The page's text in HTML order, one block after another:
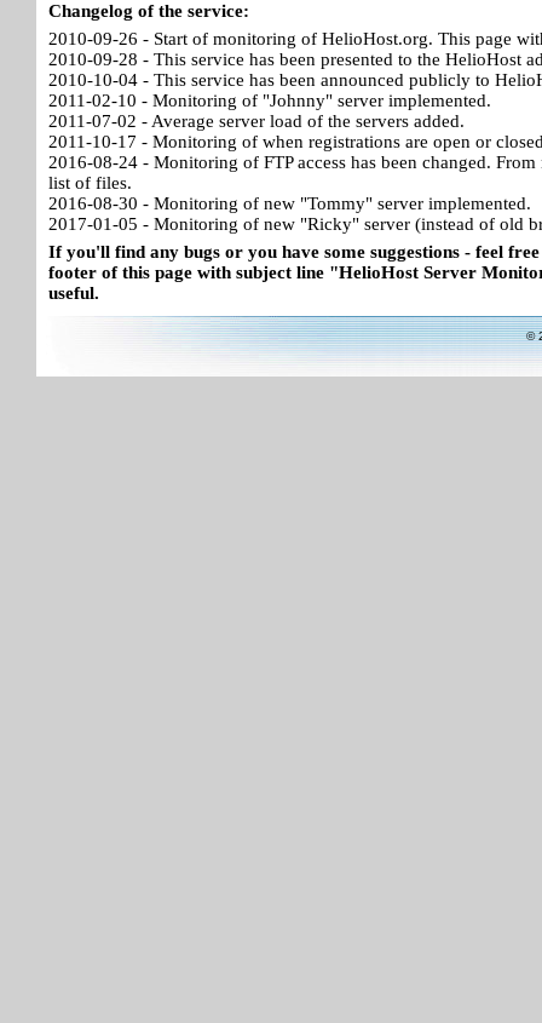
Changelog of the service:
2010-09-26 - Start of monitoring of HelioHost.org. This page
2010-09-28 - This service has been presented to the HelioHost
2010-10-04 - This service has been announced publicly to
2011-02-10 - Monitoring of "Johnny" server implemented.
2011-07-02 - Average server load of the servers added.
2011-10-17 - Monitoring of when registrations are open or
2016-08-24 - Monitoring of FTP access has been changed.
list of files.
2016-08-30 - Monitoring of new "Tommy" server implemented.
2017-01-05 - Monitoring of new "Ricky" server (instead of old
If you'll find any bugs or you have some suggestions - feel
footer of this page with subject line "HelioHost Server
useful.
©